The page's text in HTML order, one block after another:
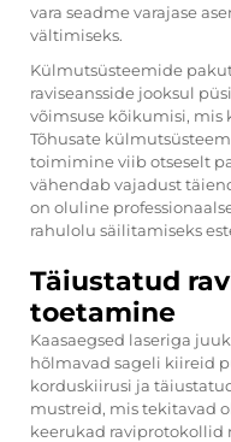
vara seadme varajase
vältimiseks.
Külmutsüsteemide
raviseansside jooksul
võimsuse kõikumisi, mis
Tõhusate
toimimine viib otseselt
vähendab vajadust
on oluline
rahulolu säilitamiseks
Täiustatud
toetamine
Kaasaegsed laseriga
hõlmavad sageli kiireid
korduskiirusi ja
mustreid, mis tekitavad
keerukad raviprotokollid